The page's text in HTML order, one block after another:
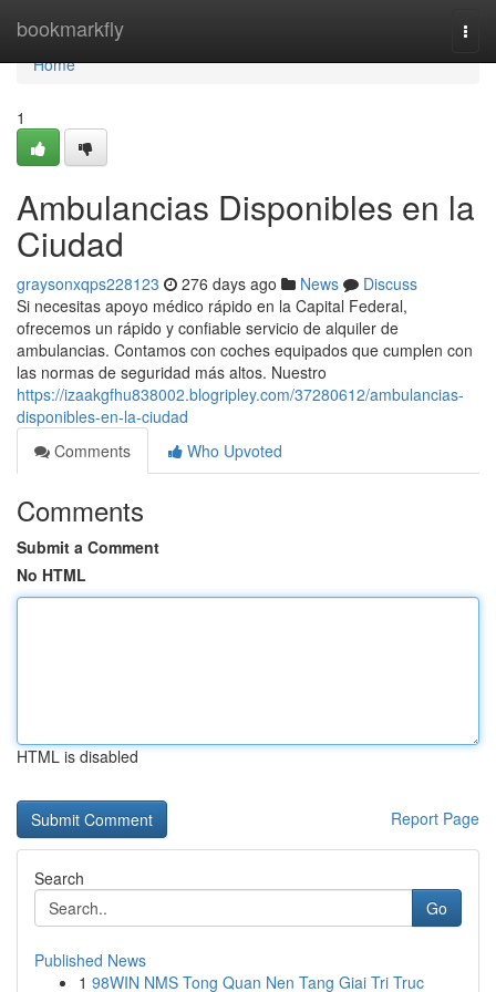
bookmarkfly
Home
Home
1
Ambulancias Disponibles en la
Ciudad
graysonxqps228123 276 days ago News
Discuss
Si necesitas apoyo médico rápido en la Capital Federal,
ofrecemos un rápido y confiable servicio de alquiler de
ambulancias. Contamos con coches equipados que cumplen con
las normas de seguridad más altos. Nuestro
https://izaakgfhu838002.blogripley.com/37280612/ambulancias-
disponibles-en-la-ciudad
Comments
Who Upvoted
Comments
Submit a Comment
No HTML
HTML is disabled
Report Page
Search
Go
Published News
1 98WIN NMS Tong Quan Nen Tang Giai Tri Truc